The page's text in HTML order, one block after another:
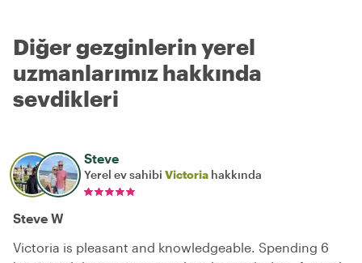
Diğer gezginlerin yerel
uzmanlarımız hakkında
sevdikleri
Steve
Yerel ev sahibi Victoria hakkında
Steve W
Victoria is pleasant and knowledgeable. Spending 6